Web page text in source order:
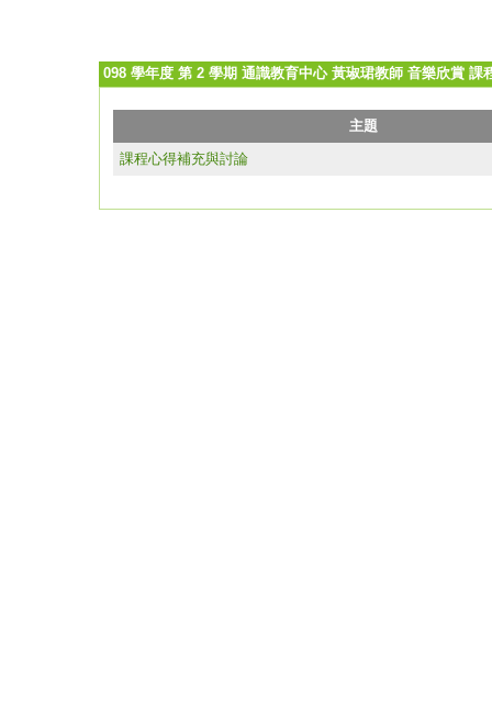
098 學年度 第 2 學期 通識教育中心 黃琡珺教師 音樂欣賞 課
主題
課程心得補充與討論